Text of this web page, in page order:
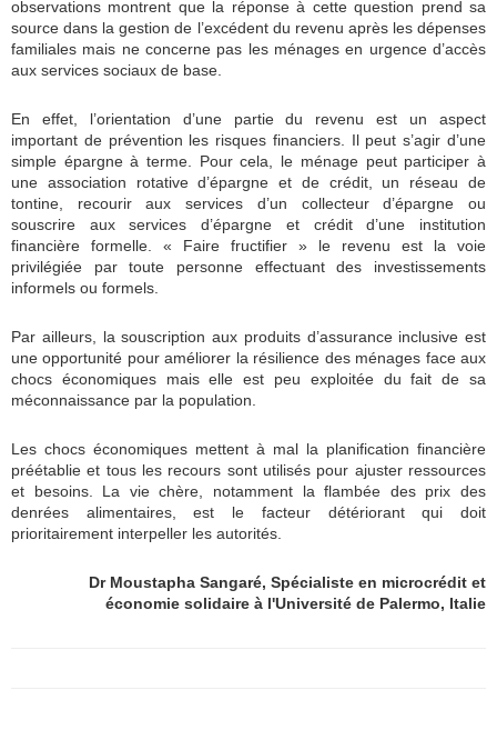
observations montrent que la réponse à cette question prend sa
source dans la gestion de l’excédent du revenu après les dépenses
familiales mais ne concerne pas les ménages en urgence d’accès
aux services sociaux de base.
En effet, l’orientation d’une partie du revenu est un aspect
important de prévention les risques financiers. Il peut s’agir d’une
simple épargne à terme. Pour cela, le ménage peut participer à
une association rotative d’épargne et de crédit, un réseau de
tontine, recourir aux services d’un collecteur d’épargne ou
souscrire aux services d’épargne et crédit d’une institution
financière formelle. « Faire fructifier » le revenu est la voie
privilégiée par toute personne effectuant des investissements
informels ou formels.
Par ailleurs, la souscription aux produits d’assurance inclusive est
une opportunité pour améliorer la résilience des ménages face aux
chocs économiques mais elle est peu exploitée du fait de sa
méconnaissance par la population.
Les chocs économiques mettent à mal la planification financière
préétablie et tous les recours sont utilisés pour ajuster ressources
et besoins. La vie chère, notamment la flambée des prix des
denrées alimentaires, est le facteur détériorant qui doit
prioritairement interpeller les autorités.
Dr Moustapha Sangaré, Spécialiste en microcrédit et
économie solidaire à l'Université de Palermo, Italie